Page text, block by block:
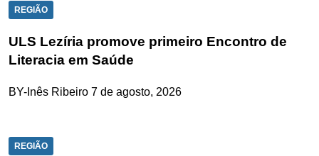
REGIÃO
ULS Lezíria promove primeiro Encontro de
Literacia em Saúde
BY-Inês Ribeiro 7 de agosto, 2026
REGIÃO